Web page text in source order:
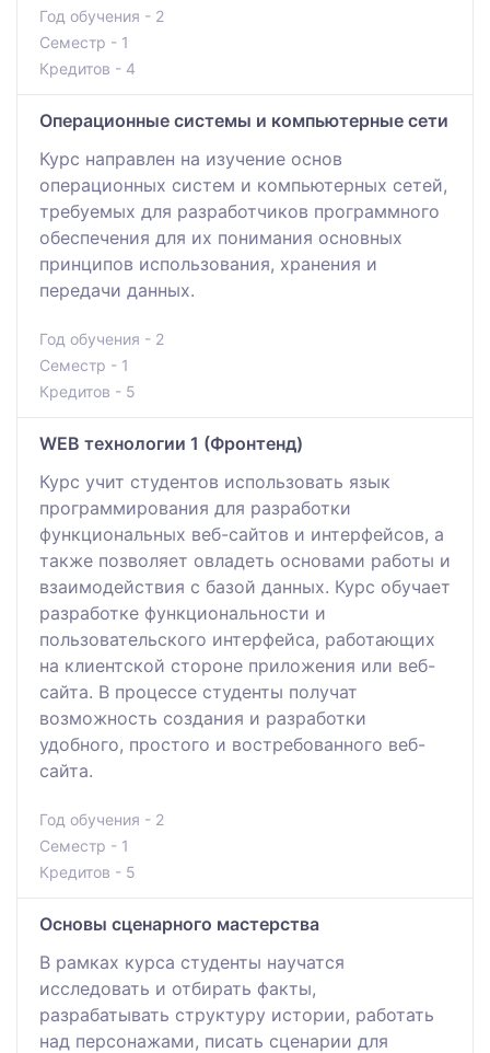
Год обучения - 2
Семестр - 1
Кредитов - 4
Операционные системы и компьютерные сети
Курс направлен на изучение основ
операционных систем и компьютерных сетей,
требуемых для разработчиков программного
обеспечения для их понимания основных
принципов использования, хранения и
передачи данных.
Год обучения - 2
Семестр - 1
Кредитов - 5
WEB технологии 1 (Фронтенд)
Курс учит студентов использовать язык
программирования для разработки
функциональных веб-сайтов и интерфейсов, а
также позволяет овладеть основами работы и
взаимодействия с базой данных. Курс обучает
разработке функциональности и
пользовательского интерфейса, работающих
на клиентской стороне приложения или веб-
сайта. В процессе студенты получат
возможность создания и разработки
удобного, простого и востребованного веб-
сайта.
Год обучения - 2
Семестр - 1
Кредитов - 5
Основы сценарного мастерства
В рамках курса студенты научатся
исследовать и отбирать факты,
разрабатывать структуру истории, работать
над персонажами, писать сценарии для